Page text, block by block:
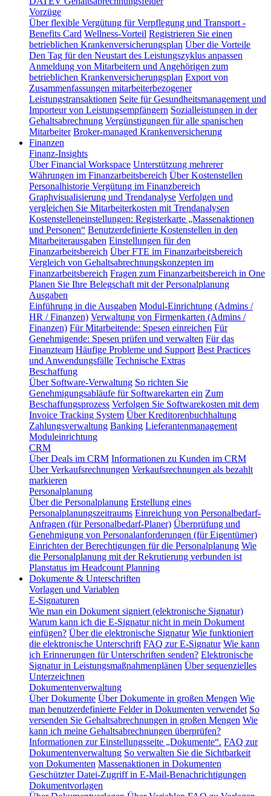
Vorzüge
Über flexible Vergütung für Verpflegung und Transport -
Benefits Card Wellness-Vorteil Registrieren Sie einen
betrieblichen Krankenversicherungsplan Über die Vorteile
Den Tag für den Neustart des Leistungszyklus anpassen
Anmeldung von Mitarbeitern und Angehörigen zum
betrieblichen Krankenversicherungsplan Export von
Zusammenfassungen mitarbeiterbezogener
Leistungstransaktionen Seite für Gesundheitsmanagement und
Importeur von Leistungsempfängern Sozialleistungen in der
Gehaltsabrechnung Vergünstigungen für alle spanischen
Mitarbeiter Broker-managed Krankenversicherung
Finanzen
Finanz-Insights
Über Financial Workspace Unterstützung mehrerer
Währungen im Finanzarbeitsbereich Über Kostenstellen
Personalhistorie Vergütung im Finanzbereich
Graphvisualisierung und Trendanalyse Verfolgen und
vergleichen Sie Mitarbeiterkosten mit Trendanalysen
Kostenstelleneinstellungen: Registerkarte „Massenaktionen
und Personen“ Benutzerdefinierte Kostenstellen in den
Mitarbeiterausgaben Einstellungen für den
Finanzarbeitsbereich Über FTE im Finanzarbeitsbereich
Vergleich von Gehaltsabrechnungskonzepten im
Finanzarbeitsbereich Fragen zum Finanzarbeitsbereich in One
Planen Sie Ihre Belegschaft mit der Personalplanung
Ausgaben
Einführung in die Ausgaben Modul-Einrichtung (Admins /
HR / Finanzen) Verwaltung von Firmenkarten (Admins /
Finanzen) Für Mitarbeitende: Spesen einreichen Für
Genehmigende: Spesen prüfen und verwalten Für das
Finanzteam Häufige Probleme und Support Best Practices
und Anwendungsfälle Technische Extras
Beschaffung
Über Software-Verwaltung So richten Sie
Genehmigungsabläufe für Softwarekarten ein Zum
Beschaffungsprozess Verfolgen Sie Softwarekosten mit dem
Invoice Tracking System Über Kreditorenbuchhaltung
Zahlungsverwaltung Banking Lieferantenmanagement
Moduleinrichtung
CRM
Über Deals im CRM Informationen zu Kunden im CRM
Über Verkaufsrechnungen Verkaufsrechnungen als bezahlt
markieren
Personalplanung
Über die Personalplanung Erstellung eines
Personalplanungszeitraums Einreichung von Personalbedarf-
Anfragen (für Personalbedarf-Planer) Überprüfung und
Genehmigung von Personalanforderungen (für Eigentümer)
Einrichten der Berechtigungen für die Personalplanung Wie
die Personalplanung mit der Rekrutierung verbunden ist
Planstatus im Headcount Planning
Dokumente & Unterschriften
Vorlagen und Variablen
E-Signaturen
Wie man ein Dokument signiert (elektronische Signatur)
Warum kann ich die E-Signatur nicht in mein Dokument
einfügen? Über die elektronische Signatur Wie funktioniert
die elektronische Unterschrift FAQ zur E-Signatur Wie kann
ich Erinnerungen für Unterschriften senden? Elektronische
Signatur in Leistungsmaßnahmenplänen Über sequenzielles
Unterzeichnen
Dokumentenverwaltung
Über Dokumente Über Dokumente in großen Mengen Wie
man benutzerdefinierte Felder in Dokumenten verwendet So
versenden Sie Gehaltsabrechnungen in großen Mengen Wie
kann ich meine Gehaltsabrechnungen überprüfen?
Informationen zur Einstellungsseite „Dokumente“. FAQ zur
Dokumentenverwaltung So verwalten Sie die Sichtbarkeit
von Dokumenten Massenaktionen in Dokumenten
Geschützter Datei-Zugriff in E-Mail-Benachrichtigungen
Dokumentvorlagen